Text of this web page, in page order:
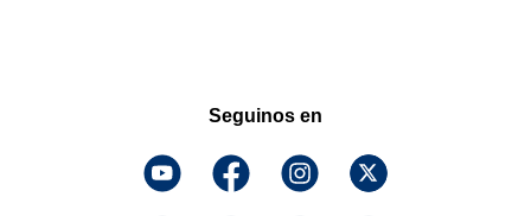
Seguinos en